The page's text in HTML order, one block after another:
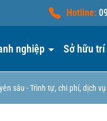
Hotline:
nghiệp Sở hữu trí
sâu - Trình tự, chi phí, dịch